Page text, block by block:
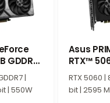
мощностью 300 Вт.
графическими
GDDR7
|
| 550W
Asus
RTX™
RTX 5060 |
bit | 2595